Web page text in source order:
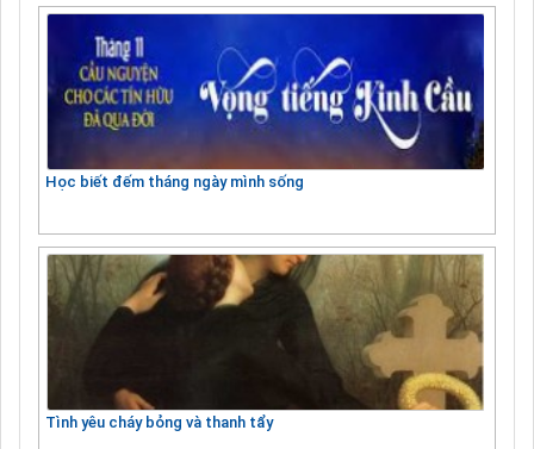
Học biết đếm tháng ngày mình sống
Tình yêu cháy bỏng và thanh tẩy